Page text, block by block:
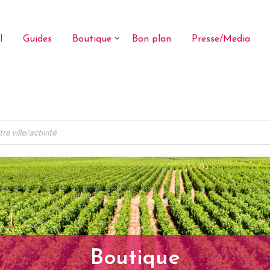
Guides Boutique Bon plan Presse/Media
Boutique